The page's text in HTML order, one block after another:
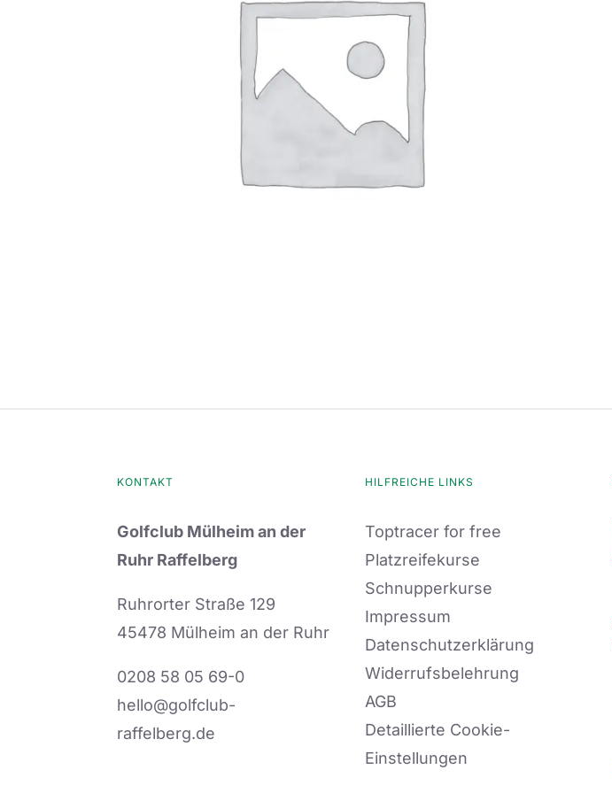
KONTAKT
Golfclub Mülheim an der
Ruhr Raffelberg
Ruhrorter Straße 129
45478 Mülheim an der Ruhr
0208 58 05 69-0
hello@golfclub-
raffelberg.de
HILFREICHE LINKS
Toptracer for free
Platzreifekurse
Schnupperkurse
Impressum
Datenschutzerklärung
Widerrufsbelehrung
AGB
Detaillierte Cookie-
Einstellungen